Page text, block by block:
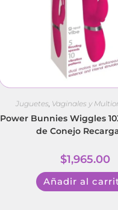
Juguetes, Vaginales y
Power Bunnies Wiggles
de Conejo
$1,965.00
Añadir al